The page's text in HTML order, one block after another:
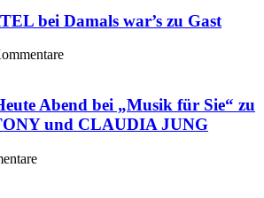
bei Damals war’s zu Gast
Abend bei „Musik für Sie“ zu
und CLAUDIA JUNG